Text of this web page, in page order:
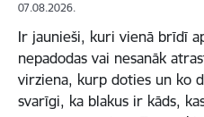
07.08.2026.
Ir jaunieši, kuri vienā brīdī
nepadodas vai nesanāk
virziena, kurp doties un ko
svarīgi, ka blakus ir kāds,